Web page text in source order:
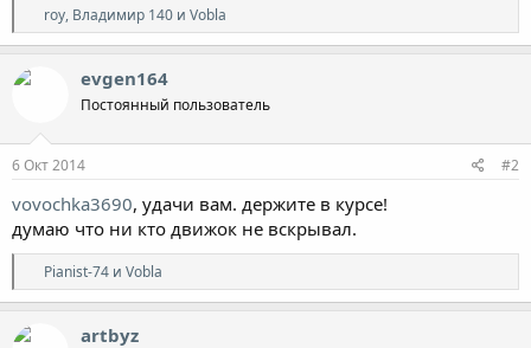
Р
е
а
:
roy, Владимир 140 и Vobla
evgen164
Постоянный пользователь
6 Окт 2014 #2
vovochka3690, удачи вам. держите в курсе!
думаю что ни кто движок не вскрывал.
Р
е
а
Pianist-74 и Vobla
artbyz